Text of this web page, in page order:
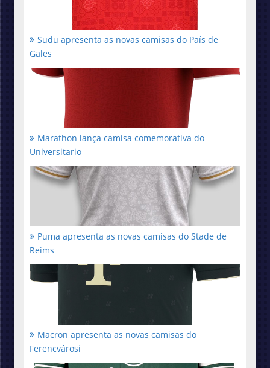
Sudu apresenta as novas camisas do País de
Gales
Marathon lança camisa comemorativa do
Universitario
Puma apresenta as novas camisas do Stade de
Reims
Macron apresenta as novas camisas do
Ferencvárosi